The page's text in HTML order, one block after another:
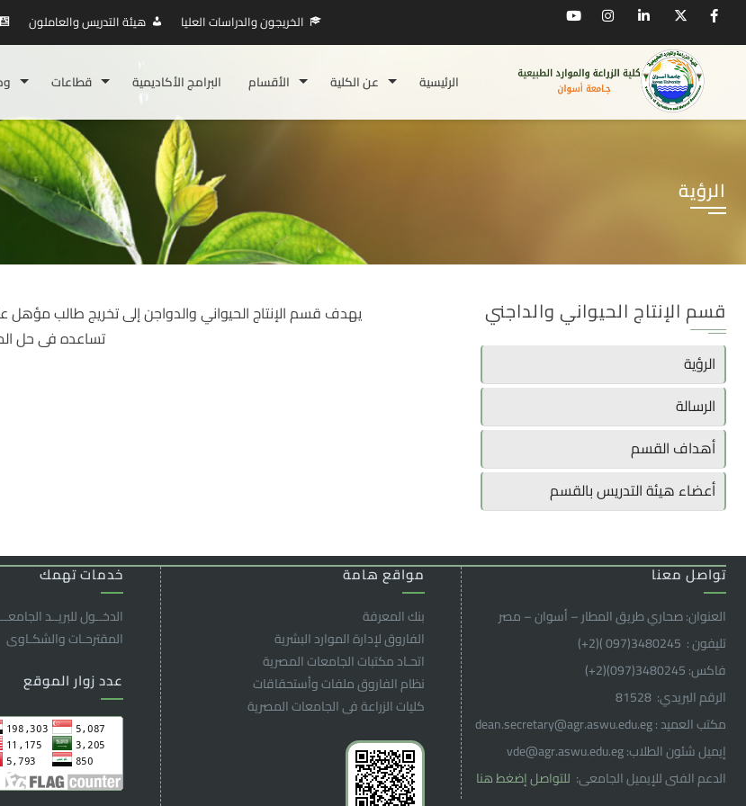
هيئة التدريس والعاملون الخريجون والدراسات العليا
قطاعات البرامج الأكاديمية الأقسام عن الكلية الرئيسية
الرؤية
يهدف قسم الإنتاج الحيواني والدواجن إلى تخريج طالب مؤهل
تساعده فى حل
قسم الإنتاج الحيواني والداجني
الرؤية
الرسالة
أهداف القسم
أعضاء هيئة التدريس بالقسم
تواصل معنا
العنوان: صحاري طريق المطار – أسوان – مصر
تليفون : 3480245(097 )(2
+
)
فاكس: 3480245(097)(2
+
)
الرقم البريدي: 81528
مكتب العميد : dean.secretary@agr.aswu.edu.eg
إيميل شئون الطلاب: vde@agr.aswu.edu.eg
الدعم الفنى للإيميل الجامعى: للتواصل إضغط هنا
خدمات تهمك
الدخــول للبريــد
المقترحـات والشكـاوى
عدد زوار الموقع
مواقع هامة
بنك المعرفة
الفاروق ﻹدارة الموارد البشرية
اتحـاد مكتبات الجامعات المصرية
نظام الفاروق ملفات وأستحقاقات
كليات الزراعة فى الجامعات المصرية